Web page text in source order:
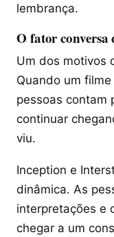
lembrança.
O fator conversa
Um dos motivos
Quando um
pessoas contam
continuar
viu.
Inception e
dinâmica. As
interpretações e
chegar a um